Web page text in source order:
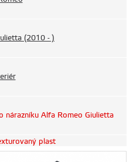
(2010 - )
nárazníku Alfa Romeo Giulietta
plast